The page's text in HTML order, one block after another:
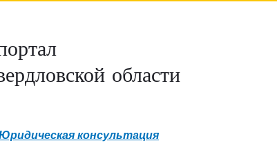
области
консультация